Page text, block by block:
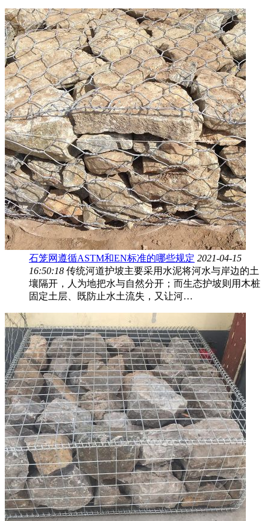
石笼网遵循ASTM和EN标准的哪些规定 2021-04-15
16:50:18 传统河道护坡主要采用水泥将河水与岸边的土
壤隔开，人为地把水与自然分开；而生态护坡则用木桩
固定土层、既防止水土流失，又让河…